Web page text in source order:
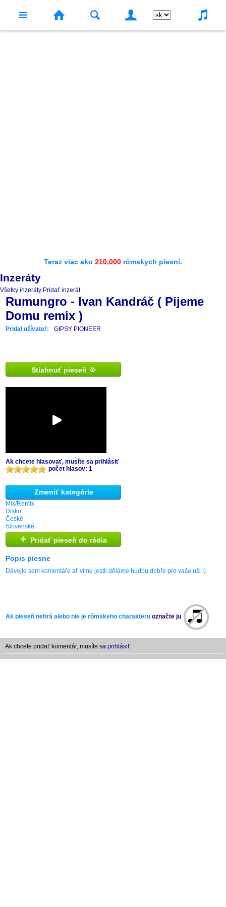
Teraz viac ako 210,000 rómskych piesní.
Inzeráty
Všetky inzeráty Pridať inzerát
Rumungro - Ivan Kandráč ( Pijeme
Domu remix )
Pridal užívateľ: GIPSY PIONEER
Stiahnuť pieseň
Ak chcete hlasovať, musíte sa prihlásiť
počet hlasov: 1
Zmeniť kategórie
Mix/Remix
Disko
České
Slovenské
+ Pridať pieseň do rádia
Popis piesne
Dávejte sem komentáře ať víme jestli děláme hudbu dobře pro vaše uši :).
Ak pieseň nehrá alebo nie je rómskeho charakteru označte ju
Ak chcete pridať komentár, musíte sa prihlásiť: